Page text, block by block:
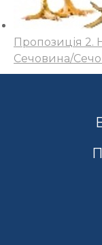
Пропозиція 2.
Сечовина/